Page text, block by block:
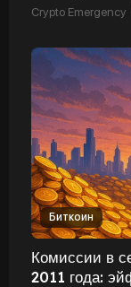
Crypto Emergency
Биткоин
Комиссии в
2011 года: